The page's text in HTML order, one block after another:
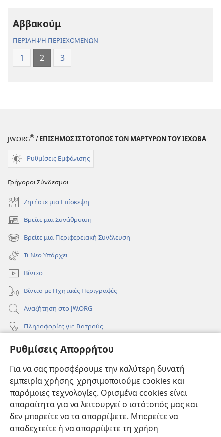
Ρυθμίσεις Απορρήτου
Για να σας προσφέρουμε την καλύτερη δυνατή
εμπειρία χρήσης, χρησιμοποιούμε cookies και
παρόμοιες τεχνολογίες. Ορισμένα cookies είναι
απαραίτητα για να λειτουργεί ο ιστότοπός μας και
δεν μπορείτε να τα απορρίψετε. Μπορείτε να
αποδεχτείτε ή να απορρίψετε τη χρήση
Αββακούμ
ΠΕΡΙΛΗΨΗ ΠΕΡΙΕΧΟΜΕΝΩΝ
1 2 3
JW.ORG® / ΕΠΙΣΗΜΟΣ ΙΣΤΟΤΟΠΟΣ ΤΩΝ ΜΑΡΤΥΡΩΝ ΤΟΥ ΙΕΧΩΒΑ
Ρυθμίσεις Εμφάνισης
Γρήγοροι Σύνδεσμοι
Ζητήστε μια Επίσκεψη
Βρείτε μια Συνάθροιση
(ανοίγει
νέο
παράθυρο)
Βρείτε μια Περιφερειακή Συνέλευση
(ανοίγει
νέο
παράθυρο)
Τι Νέο Υπάρχει
Βίντεο
Βίντεο με Ηχητικές Περιγραφές
Αναζήτηση στο JW.ORG
Πληροφορίες για Γιατρούς
Πληροφορίες για Επίσημους Φορείς και ΜΜΕ
Συνεισφορές
(ανοίγει
παράθυρο)ΔΙΑΔΙΚΤΥΑΚΗ ΒΙΒΛΙΟΘΗΚΗ της Σκοπιάς™
(ανοίγει
νέο